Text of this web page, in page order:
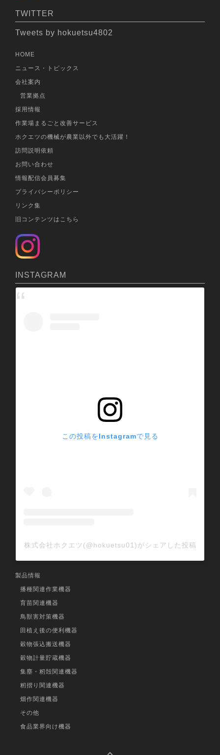
TWITTER
Tweets by hokuetsu4802
HOME
ニュース・トピックス
会社案内
営業拠点
採用情報
作業場まるごと改善サービス
ホクエツの機械が農業以外でも大活躍！
訪問説明依頼
お問い合わせ
情報配信会員募集
プライバシーポリシー
リンク集
旧コンテンツはこちら
INSTAGRAM
この投稿をInstagramで見る
株式会社ホクエツ(@hokuetsu01)がシェアした投稿
製品情報
播種関連作業機器
育苗関連機器
鳥獣害対策機器
田植え後の便利機器
穀物張込搬送機器
穀物計量貯蔵機器
集塵・籾殻関連機器
籾摺り関連機器
畑作関連機器
その他
食品業界向け機器